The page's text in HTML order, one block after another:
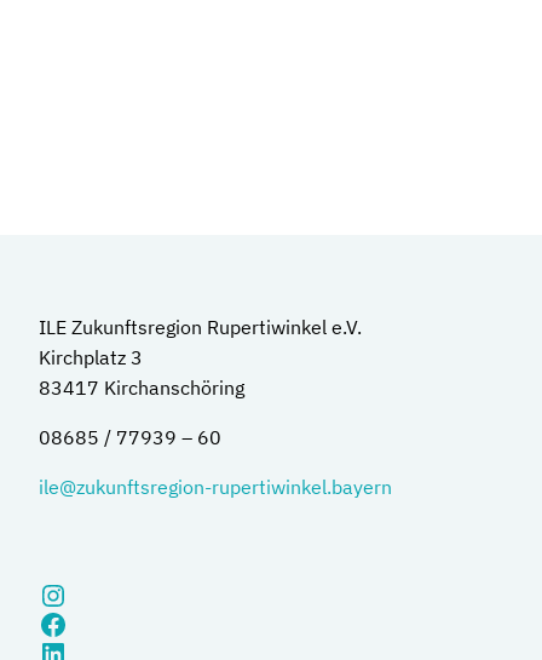
ILE Zukunftsregion Rupertiwinkel e.V.
Kirchplatz 3
83417 Kirchanschöring
08685 / 77939 – 60
ile@zukunftsregion-rupertiwinkel.bayern
Instagram
Facebook
LinkedIn